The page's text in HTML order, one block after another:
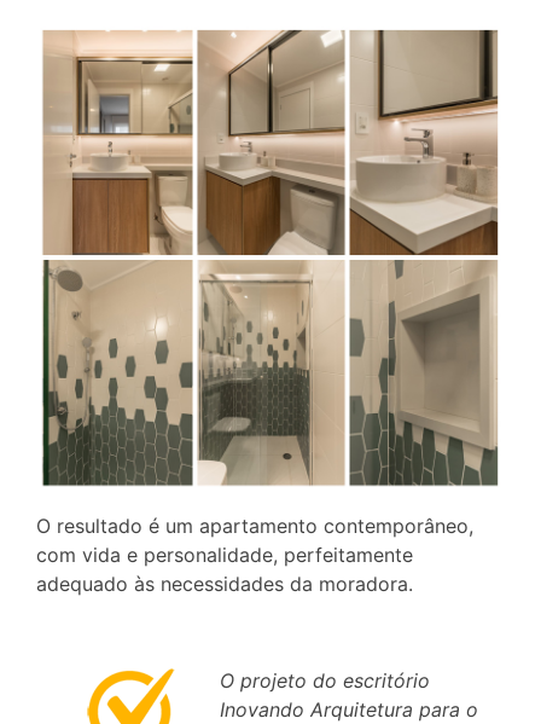
O resultado é um apartamento contemporâneo,
com vida e personalidade, perfeitamente
adequado às necessidades da moradora.
O projeto do escritório
Inovando Arquitetura para o